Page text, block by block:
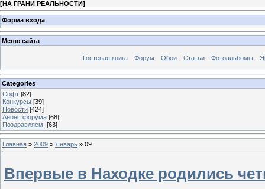
[НА ГРАНИ РЕАЛЬНОСТИ]
Форма входа
Меню сайта
Гостевая книга Форум Обои Статьи Фотоальбомы
Categories
Софт [82]
Конкурсы [39]
Новости [424]
Анонс форума [68]
Поздравляем! [63]
Главная » 2009 » Январь » 09
Впервые в Находке родились